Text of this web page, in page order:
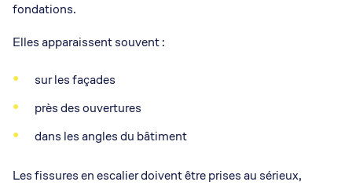
fondations.
Elles apparaissent souvent :
sur les façades
près des ouvertures
dans les angles du bâtiment
Les fissures en escalier doivent être prises au sérieux,